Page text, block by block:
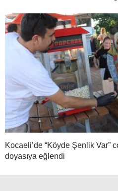
Kocaeli’de “Köyde Şenlik Var”
doyasıya eğlendi